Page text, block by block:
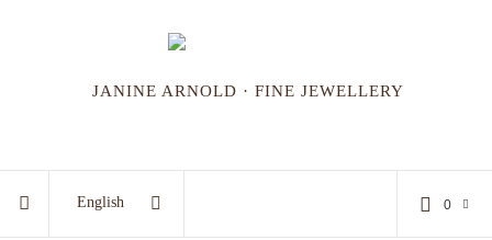
JANINE ARNOLD · FINE JEWELLERY
English 0